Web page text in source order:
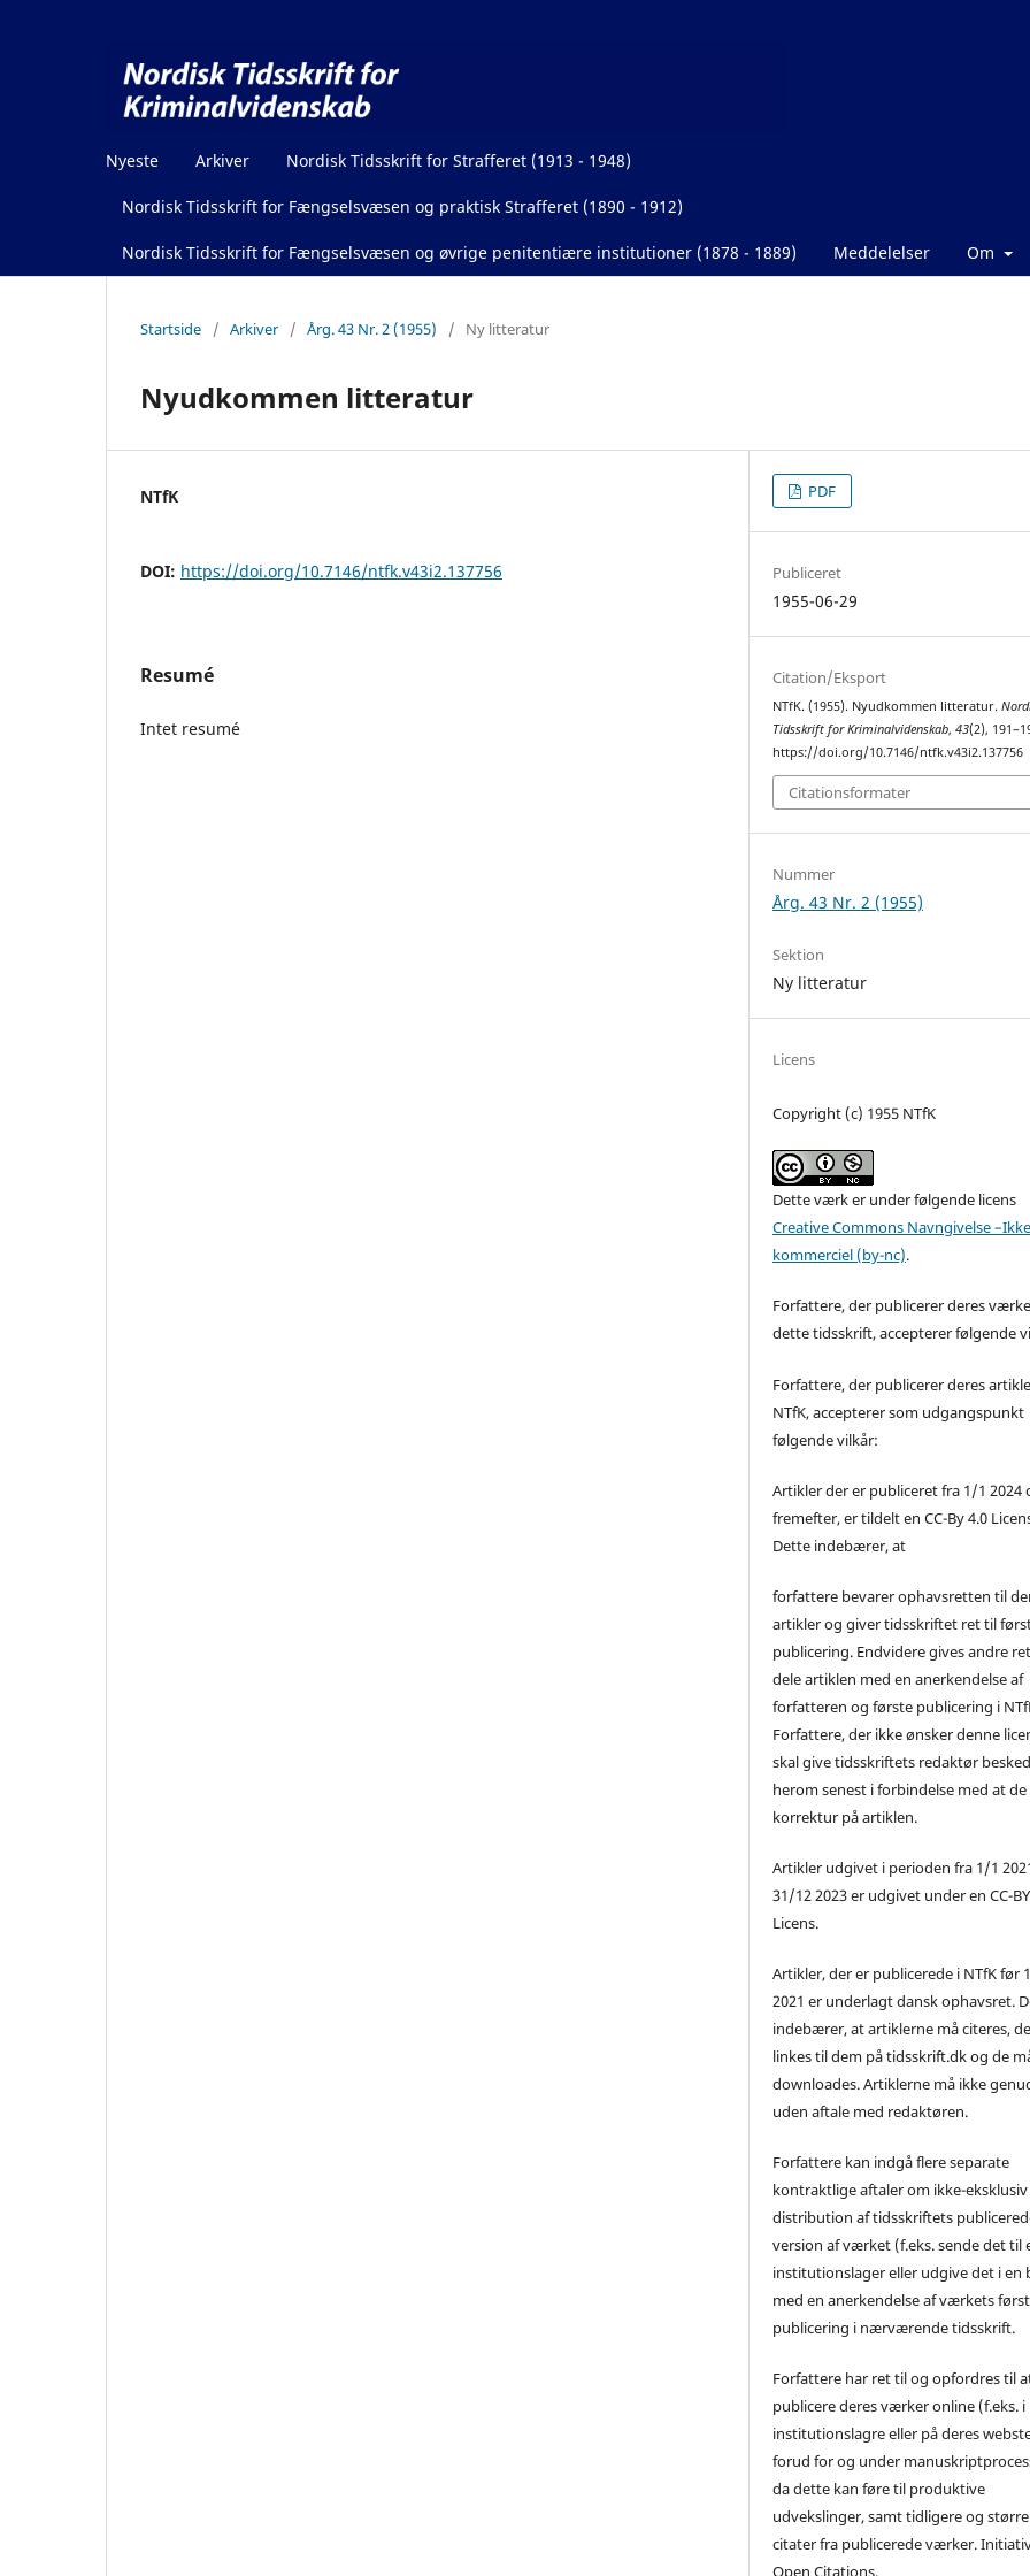
Nyeste Arkiver Nordisk Tidsskrift for Strafferet (1913 - 1948)
Nordisk Tidsskrift for Fængselsvæsen og praktisk Strafferet (1890 - 1912)
Nordisk Tidsskrift for Fængselsvæsen og øvrige penitentiære institutioner (1878 - 1889) Meddelelser Om
Startside / Arkiver / Årg. 43 Nr. 2 (1955) / Ny litteratur
Nyudkommen litteratur
NTfK
DOI: https://doi.org/10.7146/ntfk.v43i2.137756
Resumé
Intet resumé
PDF
Publiceret
1955-06-29
Citation/Eksport
NTfK. (1955). Nyudkommen litteratur.
Tidsskrift for Kriminalvidenskab,43(2),
https://doi.org/10.7146/ntfk.v43i2.137756
Citationsformater
Nummer
Årg. 43 Nr. 2 (1955)
Sektion
Ny litteratur
Licens
Copyright (c) 1955 NTfK
Dette værk er under følgende licens
Creative Commons Navngivelse
kommerciel (by-nc).
Forfattere, der publicerer deres
dette tidsskrift, accepterer følgende
Forfattere, der publicerer deres
NTfK, accepterer som udgangspunkt
følgende vilkår:
Artikler der er publiceret fra 1/1 2024
fremefter, er tildelt en CC-By 4.0
Dette indebærer, at
forfattere bevarer ophavsretten til
artikler og giver tidsskriftet ret til
publicering. Endvidere gives andre
dele artiklen med en anerkendelse af
forfatteren og første publicering i
Forfattere, der ikke ønsker denne
skal give tidsskriftets redaktør besked
herom senest i forbindelse med at
korrektur på artiklen.
Artikler udgivet i perioden fra 1/1
31/12 2023 er udgivet under en CC-
Licens.
Artikler, der er publicerede i NTfK før
2021 er underlagt dansk ophavsret.
indebærer, at artiklerne må citeres,
linkes til dem på tidsskrift.dk og de
downloades. Artiklerne må ikke
uden aftale med redaktøren.
Forfattere kan indgå flere separate
kontraktlige aftaler om ikke-eksklusiv
distribution af tidsskriftets
version af værket (f.eks. sende det til
institutionslager eller udgive det i en
med en anerkendelse af værkets
publicering i nærværende tidsskrift.
Forfattere har ret til og opfordres til
publicere deres værker online (f.eks. i
institutionslagre eller på deres
forud for og under
da dette kan føre til produktive
udvekslinger, samt tidligere og større
citater fra publicerede værker.
Open Citations.